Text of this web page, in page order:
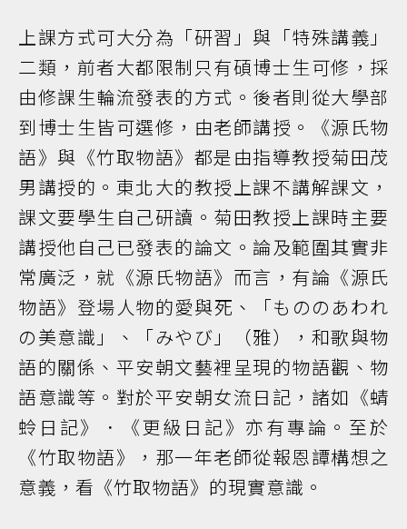
上課方式可大分為「研習」與「特殊講義」
二類，前者大都限制只有碩博士生可修，採
由修課生輪流發表的方式。後者則從大學部
到博士生皆可選修，由老師講授。《源氏物
語》與《竹取物語》都是由指導教授菊田茂
男講授的。東北大的教授上課不講解課文，
課文要學生自己研讀。菊田教授上課時主要
講授他自己已發表的論文。論及範圍其實非
常廣泛，就《源氏物語》而言，有論《源氏
物語》登場人物的愛與死、「もののあわれ
の美意識」、「みやび」（雅），和歌與物
語的關係、平安朝文藝裡呈現的物語觀、物
語意識等。對於平安朝女流日記，諸如《蜻
蛉日記》．《更級日記》亦有專論。至於
《竹取物語》，那一年老師從報恩譚構想之
意義，看《竹取物語》的現實意識。